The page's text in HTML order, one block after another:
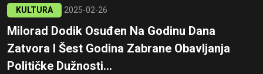
KULTURA 2025-02-26
Milorad Dodik Osuđen Na Godinu Dana
Zatvora I Šest Godina Zabrane Obavljanja
Političke Dužnosti...